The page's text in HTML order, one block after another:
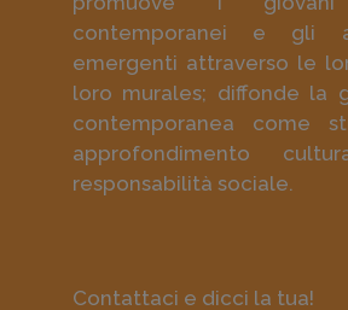
contemporanei e gli
emergenti attraverso le
loro murales; diffonde la
contemporanea come
approfondimento
responsabilità sociale.
Contattaci e dicci la tua!